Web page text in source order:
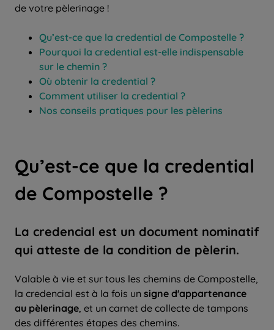
de votre pèlerinage !
Qu’est-ce que la credential de Compostelle ?
Pourquoi la credential est-elle indispensable
sur le chemin ?
Où obtenir la credential ?
Comment utiliser la credential ?
Nos conseils pratiques pour les pèlerins
Qu’est-ce que la credential
de Compostelle ?
La credencial est un document nominatif
qui atteste de la condition de pèlerin.
Valable à vie et sur tous les chemins de Compostelle,
la credencial est à la fois un signe d'appartenance
au pèlerinage, et un carnet de collecte de tampons
des différentes étapes des chemins.